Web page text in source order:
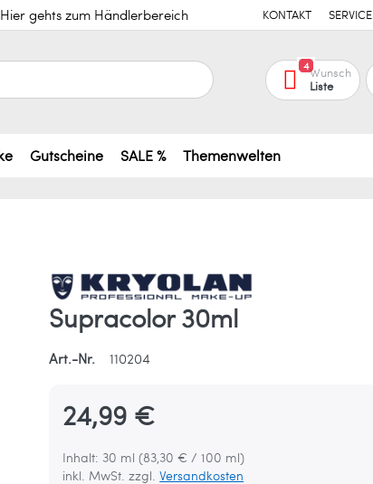
Hier gehts zum Händlerbereich KONTAKT SERVICE
4Wunsch
Liste
Gutscheine SALE % Themenwelten
Supracolor 30ml
Art.-Nr. 110204
24,99 €
Inhalt: 30 ml (83,30 € / 100 ml)
inkl. MwSt. zzgl.Versandkosten